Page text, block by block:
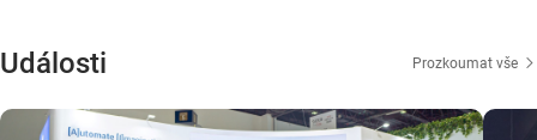
Události Prozkoumat vše